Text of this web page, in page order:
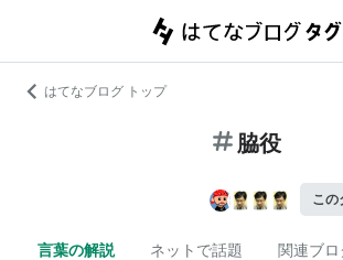
はてなブログ トップ
脇役
この
言葉の解説 ネットで話題 関連ブロ